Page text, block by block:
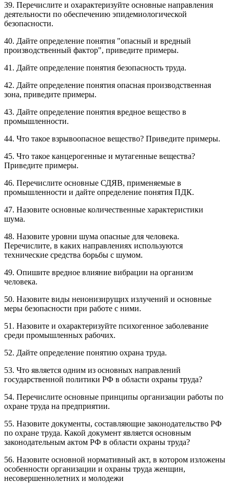
39. Перечислите и охарактеризуйте основные направления
деятельности по обеспечению эпидемиологической
безопасности.
40. Дайте определение понятия "опасный и вредный
производственный фактор", приведите примеры.
41. Дайте определение понятия безопасность труда.
42. Дайте определение понятия опасная производственная
зона, приведите примеры.
43. Дайте определение понятия вредное вещество в
промышленности.
44. Что такое взрывоопасное вещество? Приведите примеры.
45. Что такое канцерогенные и мутагенные вещества?
Приведите примеры.
46. Перечислите основные СДЯВ, применяемые в
промышленности и дайте определение понятия ПДК.
47. Назовите основные количественные характеристики
шума.
48. Назовите уровни шума опасные для человека.
Перечислите, в каких направлениях используются
технические средства борьбы с шумом.
49. Опишите вредное влияние вибрации на организм
человека.
50. Назовите виды неионизирущих излучений и основные
меры безопасности при работе с ними.
51. Назовите и охарактеризуйте психогенное заболевание
среди промышленных рабочих.
52. Дайте определение понятию охрана труда.
53. Что является одним из основных направлений
государственной политики РФ в области охраны труда?
54. Перечислите основные принципы организации работы по
охране труда на предприятии.
55. Назовите документы, составляющие законодательство РФ
по охране труда. Какой документ является основным
законодательным актом РФ в области охраны труда?
56. Назовите основной нормативный акт, в котором изложены
особенности организации и охраны труда женщин,
несовершеннолетних и молодежи